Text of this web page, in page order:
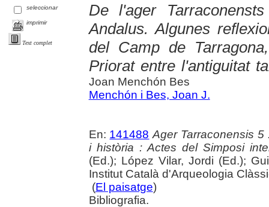
seleccionar
imprimir
Text complet
De l'ager
Andalus. Algunes
del Camp de
Priorat entre l'antiguitat
Joan Menchón Bes
Menchón i Bes, Joan J.
En: 141488 Ager Tarraconensis
i història : Actes del Simposi
(Ed.); López Vilar, Jordi (Ed.);
Institut Català d'Arqueologia
(El paisatge)
Bibliografia.